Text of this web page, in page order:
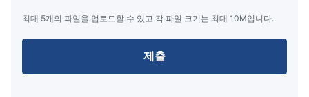
최대 5개의 파일을 업로드할 수 있고 각 파일 크기는 최대 10M입니다.
제출